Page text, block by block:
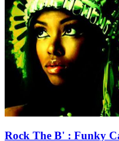
Rock The B' : Funky